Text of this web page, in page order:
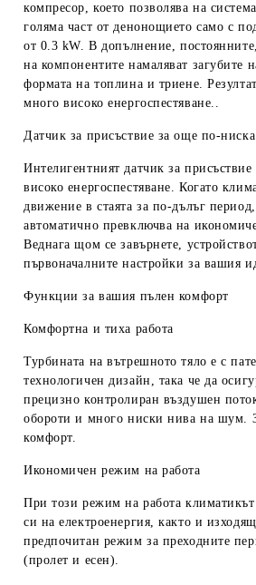
компресор, което позволява на
голяма част от денонощието само с
от 0.3 kW. В допълнение,
на компонентите намаляват загубите
формата на топлина и триене.
много високо енергоспестяване..
Датчик за присъствие за още по-
Интелигентният датчик за
високо енергоспестяване. Когато
движение в стаята за по-дълъг
автоматично превключва на
Веднага щом се завърнете,
първоначалните настройки за вашия
Функции за вашия пълен комфорт
Комфортна и тиха работа
Турбината на вътрешното тяло е с
технологичен дизайн, така че да
прецизно контролиран въздушен
обороти и много ниски нива на шум.
комфорт.
Икономичен режим на работа
При този режим на работа
си на електроенергия, както и
предпочитан режим за преходните
(пролет и есен).